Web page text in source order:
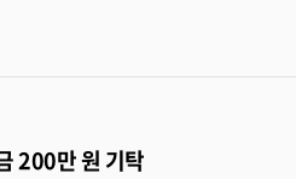
상 및 등록 절차 안내 등이 진
센터장은 “ 이번 설명회를 통해 노인 사회복지시
200만 원 기탁